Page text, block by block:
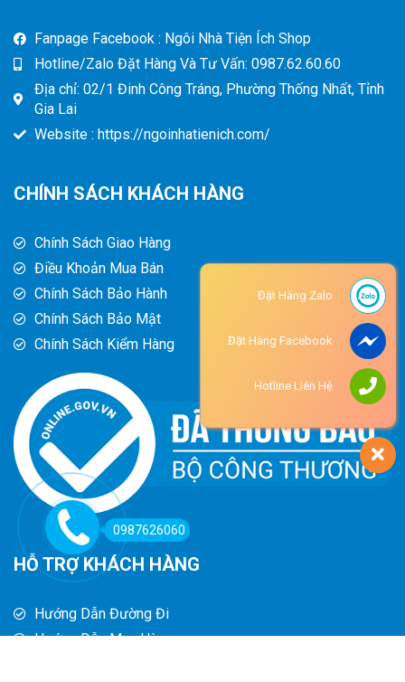
Fanpage Facebook : Ngôi Nhà Tiện Ích Shop
Hotline/Zalo Đặt Hàng Và Tư Vấn: 0987.62.60.60
Địa chỉ: 02/1 Đinh Công Tráng, Phường Thống Nhất, Tỉnh
Gia Lai
Website : https://ngoinhatienich.com/
CHÍNH SÁCH KHÁCH HÀNG
Chính Sách Giao Hàng
Điều Khoản Mua Bán
Chính Sách Bảo Hành
Chính Sách Bảo Mật
Chính Sách Kiểm Hàng
HỖ TRỢ KHÁCH HÀNG
Hướng Dẫn Đường Đi
Hướng Dẫn Mua Hàng
0987626060
Đặt Hàng Zalo
Đặt Hàng Facebook
Hotline Liên Hệ